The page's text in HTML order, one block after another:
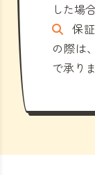
した場
保
の際は、
で承り